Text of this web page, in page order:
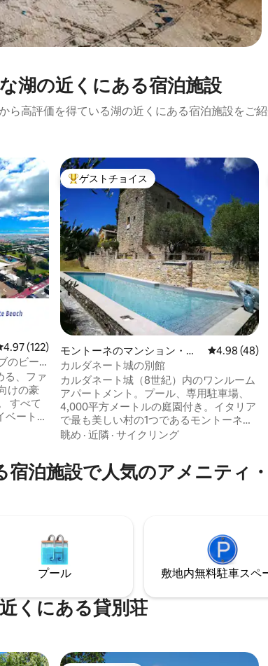
湖の近くにある宿泊施設
ら高評価を得ている湖の近くにある宿泊施設をご
ビュー122件、5つ星中4.97つ星の平均評価
4.97 (122)
のビー
る、ファ
けの豪
の中心
ストラ
大好評のゲストチョイスです。
ゲストチョイス
モントーネのマンション・ア
パート
レビュー48
4.98 (48)
カルダネート城の別館
カルダネート城（8世紀）内のワンルーム
アパートメント。プール、専用駐車場、
4,000平方メートルの庭園付き。イタリア
で最も美しい村の1つであるモントーネか
ら2km。モントーネは、観光名所やイベ
50平方メートルのワンルームには、庭に
面した独立した玄関、玄関、リビングル
のアパートメントもご利用いただけま
す。
眺め · 近隣 · サイクリング
泊施設で人気のアメニティ
プール 敷地内無料駐⁠車ス⁠ペ⁠
くにある貸別荘